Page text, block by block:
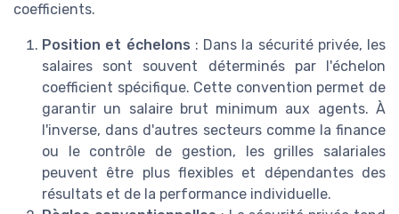
coefficients.
Position et échelons : Dans la sécurité privée, les
salaires sont souvent déterminés par l'échelon
coefficient spécifique. Cette convention permet de
garantir un salaire brut minimum aux agents. À
l'inverse, dans d'autres secteurs comme la finance
ou le contrôle de gestion, les grilles salariales
peuvent être plus flexibles et dépendantes des
résultats et de la performance individuelle.